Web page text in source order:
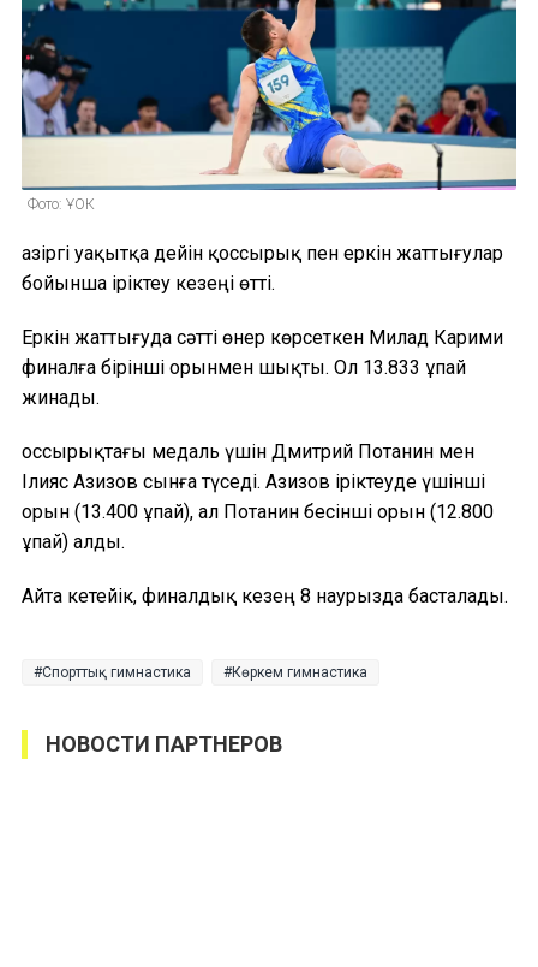
Фото: ҰОК
Қазіргі уақытқа дейін қоссырық пен еркін жаттығулар
бойынша іріктеу кезеңі өтті.
Еркін жаттығуда сәтті өнер көрсеткен Милад Карими
финалға бірінші орынмен шықты. Ол 13.833 ұпай
жинады.
Қоссырықтағы медаль үшін Дмитрий Потанин мен
Ілияс Азизов сынға түседі. Азизов іріктеуде үшінші
орын (13.400 ұпай), ал Потанин бесінші орын (12.800
ұпай) алды.
Айта кетейік, финалдық кезең 8 наурызда басталады.
Спорттық гимнастика Көркем гимнастика
НОВОСТИ ПАРТНЕРОВ